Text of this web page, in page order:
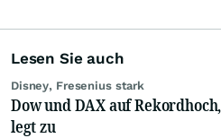
Lesen Sie auch
Disney, Fresenius stark
Dow und DAX auf
legt zu